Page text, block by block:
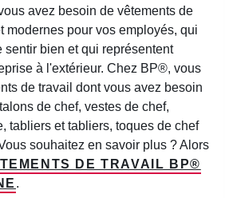
avez besoin de vêtements de
modernes pour vos employés, qui
sentir bien et qui représentent
à l'extérieur. Chez BP®, vous
de travail dont vous avez besoin
de chef, vestes de chef,
tabliers et tabliers, toques de chef
souhaitez en savoir plus ? Alors
DE TRAVAIL BP®
.